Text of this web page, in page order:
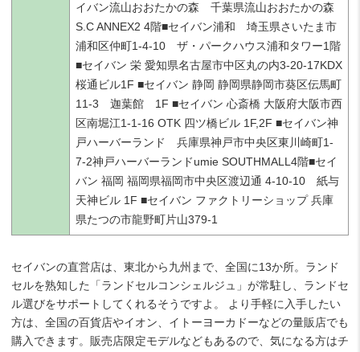
イバン流山おおたかの森 千葉県流山おおたかの森
S.C ANNEX2 4階■セイバン浦和 埼玉県さいたま市
浦和区仲町1-4-10 ザ・パークハウス浦和タワー1階
■セイバン 栄 愛知県名古屋市中区丸の内3-20-17KDX
桜通ビル1F ■セイバン 静岡 静岡県静岡市葵区伝馬町
11-3 迦葉館 1F ■セイバン 心斎橋 大阪府大阪市西
区南堀江1-1-16 OTK 四ツ橋ビル 1F,2F ■セイバン神
戸ハーバーランド 兵庫県神戸市中央区東川崎町1-
7-2神戸ハーバーランドumie SOUTHMALL4階■セイ
バン 福岡 福岡県福岡市中央区渡辺通 4-10-10 紙与
天神ビル 1F ■セイバン ファクトリーショップ 兵庫
県たつの市龍野町片山379-1
セイバンの直営店は、東北から九州まで、全国に13か所。ランド
セルを熟知した「ランドセルコンシェルジュ」が常駐し、ランドセ
ル選びをサポートしてくれるそうですよ。 より手軽に入手したい
方は、全国の百貨店やイオン、イトーヨーカドーなどの量販店でも
購入できます。販売店限定モデルなどもあるので、気になる方はチ